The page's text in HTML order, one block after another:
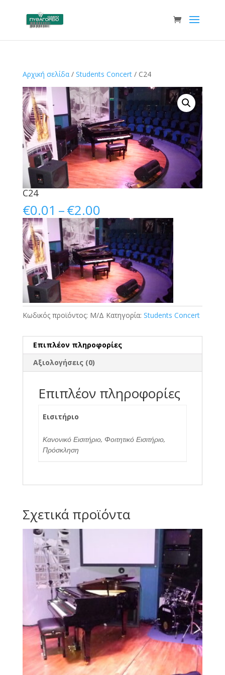
Αρχική σελίδα/ Students Concert/ C24
C24
€0.01 –€2.00Price
range:
€0.01
through
€2.00
Κωδικός προϊόντος: Μ/Δ Κατηγορία: Students Concert
Επιπλέον πληροφορίες
Αξιολογήσεις (0)
Επιπλέον πληροφορίες
Εισιτήριο
Κανονικό Εισιτήριο, Φοιτητικό Εισιτήριο,
Πρόσκληση
Σχετικά προϊόντα